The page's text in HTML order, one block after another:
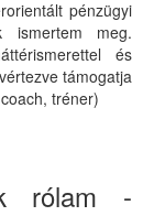
pénzügyi
ismertem meg.
és
támogatja
tréner)
rólam -